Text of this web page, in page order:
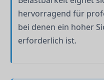
hervorragend für
bei denen ein hoher
erforderlich ist.